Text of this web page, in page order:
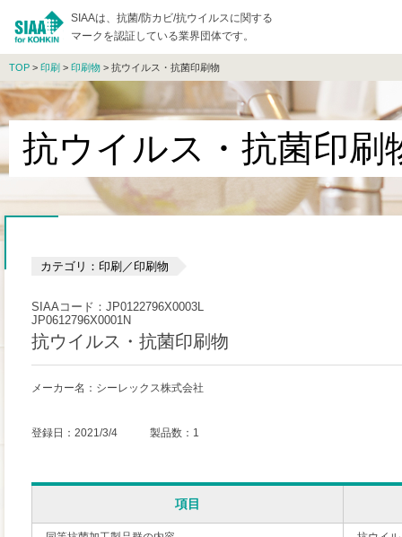
SIAAは、抗菌/防カビ/抗ウイルスに関する
マークを認証している業界団体です。
TOP > 印刷 > 印刷物 > 抗ウイルス・抗菌印刷物
抗ウイルス・抗菌印刷
カテゴリ：印刷／印刷物
SIAAコード：JP0122796X0003L
JP0612796X0001N
抗ウイルス・抗菌印刷物
メーカー名：シーレックス株式会社
登録日：2021/3/4 製品数：1
項目